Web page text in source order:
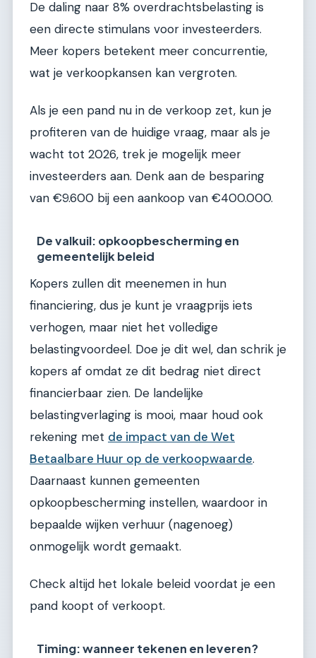
De daling naar 8% overdrachtsbelasting is
een directe stimulans voor investeerders.
Meer kopers betekent meer concurrentie,
wat je verkoopkansen kan vergroten.
Als je een pand nu in de verkoop zet, kun je
profiteren van de huidige vraag, maar als je
wacht tot 2026, trek je mogelijk meer
investeerders aan. Denk aan de besparing
van €9.600 bij een aankoop van €400.000.
De valkuil: opkoopbescherming en
gemeentelijk beleid
Kopers zullen dit meenemen in hun
financiering, dus je kunt je vraagprijs iets
verhogen, maar niet het volledige
belastingvoordeel. Doe je dit wel, dan schrik je
kopers af omdat ze dit bedrag niet direct
financierbaar zien. De landelijke
belastingverlaging is mooi, maar houd ook
rekening met de impact van de Wet
Betaalbare Huur op de verkoopwaarde.
Daarnaast kunnen gemeenten
opkoopbescherming instellen, waardoor in
bepaalde wijken verhuur (nagenoeg)
onmogelijk wordt gemaakt.
Check altijd het lokale beleid voordat je een
pand koopt of verkoopt.
Timing: wanneer tekenen en leveren?